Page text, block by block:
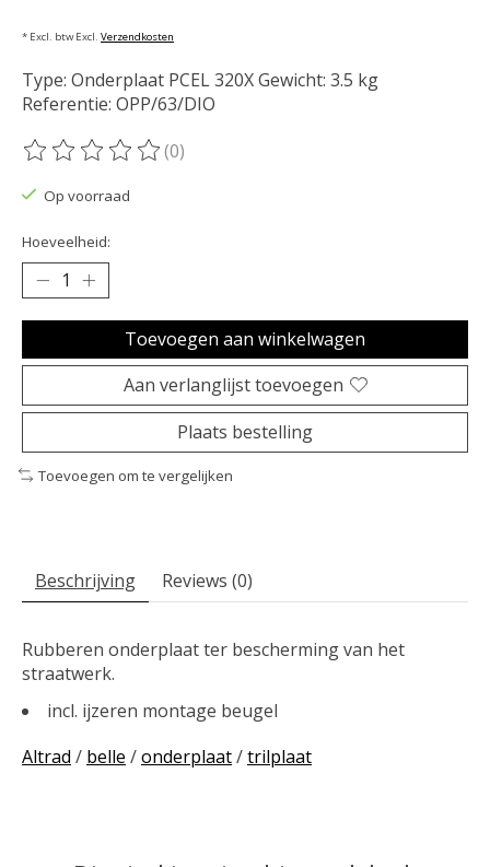
* Excl. btw Excl. Verzendkosten
Type: Onderplaat PCEL 320X Gewicht: 3.5 kg
Referentie: OPP/63/DIO
De beoordeling van dit product is
(0)
Op voorraad
Hoeveelheid:
Toevoegen aan winkelwagen
Aan verlanglijst toevoegen
Plaats bestelling
Toevoegen om te vergelijken
Beschrijving Reviews (0)
Rubberen onderplaat ter bescherming van het
straatwerk.
incl. ijzeren montage beugel
Altrad / belle /onderplaat/trilplaat